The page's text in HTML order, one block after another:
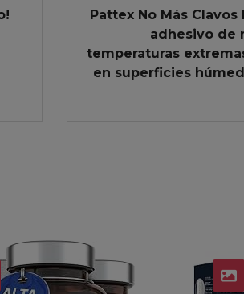
Pattex No Más
adhesivo de
temperaturas
en superficies